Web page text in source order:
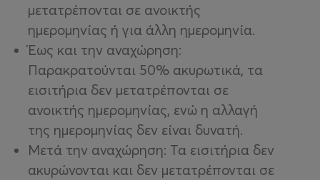
μετατρέπονται σε ανοικτής
ημερομηνίας ή για άλλη ημερομηνία.
Έως και την αναχώρηση:
Παρακρατούνται 50% ακυρωτικά, τα
εισιτήρια δεν μετατρέπονται σε
ανοικτής ημερομηνίας, ενώ η αλλαγή
της ημερομηνίας δεν είναι δυνατή.
Μετά την αναχώρηση: Τα εισιτήρια δεν
ακυρώνονται και δεν μετατρέπονται σε